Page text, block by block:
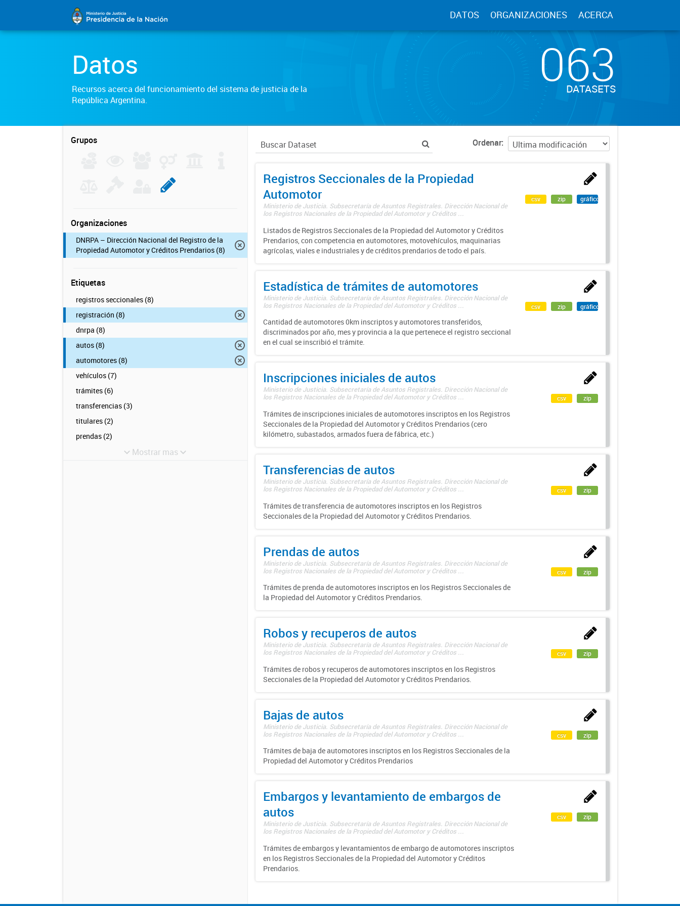
DATOS ORGANIZACIONES ACERCA
Datos
Recursos acerca del funcionamiento del sistema de justicia de la
República Argentina.
063
DATASETS
Grupos
Organizaciones
DNRPA – Dirección Nacional del Registro de la
Propiedad Automotor y Créditos Prendarios (8)
Etiquetas
registros seccionales (8)
registración (8)
dnrpa (8)
autos (8)
automotores (8)
vehículos (7)
trámites (6)
transferencias (3)
titulares (2)
prendas (2)
Mostrar mas
Ordenar
Registros Seccionales de la Propiedad
Automotor
Ministerio de Justicia. Subsecretaría de Asuntos Registrales. Dirección Nacional de
los Registros Nacionales de la Propiedad del Automotor y Créditos ...
Listados de Registros Seccionales de la Propiedad del Automotor y Créditos
Prendarios, con competencia en automotores, motovehículos, maquinarias
agrícolas, viales e industriales y de créditos prendarios de todo el país.
csv zip gráfico
Estadística de trámites de automotores
Ministerio de Justicia. Subsecretaría de Asuntos Registrales. Dirección Nacional de
los Registros Nacionales de la Propiedad del Automotor y Créditos ...
Cantidad de automotores 0km inscriptos y automotores transferidos,
discriminados por año, mes y provincia a la que pertenece el registro seccional
en el cual se inscribió el trámite.
csv zip gráfico
Inscripciones iniciales de autos
Ministerio de Justicia. Subsecretaría de Asuntos Registrales. Dirección Nacional de
los Registros Nacionales de la Propiedad del Automotor y Créditos ...
Trámites de inscripciones iniciales de automotores inscriptos en los Registros
Seccionales de la Propiedad del Automotor y Créditos Prendarios (cero
kilómetro, subastados, armados fuera de fábrica, etc.)
csv zip
Transferencias de autos
Ministerio de Justicia. Subsecretaría de Asuntos Registrales. Dirección Nacional de
los Registros Nacionales de la Propiedad del Automotor y Créditos ...
Trámites de transferencia de automotores inscriptos en los Registros
Seccionales de la Propiedad del Automotor y Créditos Prendarios.
csv zip
Prendas de autos
Ministerio de Justicia. Subsecretaría de Asuntos Registrales. Dirección Nacional de
los Registros Nacionales de la Propiedad del Automotor y Créditos ...
Trámites de prenda de automotores inscriptos en los Registros Seccionales de
la Propiedad del Automotor y Créditos Prendarios.
csv zip
Robos y recuperos de autos
Ministerio de Justicia. Subsecretaría de Asuntos Registrales. Dirección Nacional de
los Registros Nacionales de la Propiedad del Automotor y Créditos ...
Trámites de robos y recuperos de automotores inscriptos en los Registros
Seccionales de la Propiedad del Automotor y Créditos Prendarios.
csv zip
Bajas de autos
Ministerio de Justicia. Subsecretaría de Asuntos Registrales. Dirección Nacional de
los Registros Nacionales de la Propiedad del Automotor y Créditos ...
Trámites de baja de automotores inscriptos en los Registros Seccionales de la
Propiedad del Automotor y Créditos Prendarios
csv zip
Embargos y levantamiento de embargos de
autos
Ministerio de Justicia. Subsecretaría de Asuntos Registrales. Dirección Nacional de
los Registros Nacionales de la Propiedad del Automotor y Créditos ...
Trámites de embargos y levantamientos de embargo de automotores inscriptos
en los Registros Seccionales de la Propiedad del Automotor y Créditos
Prendarios.
csv zip